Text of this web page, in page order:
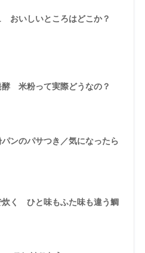
おいしいところはどこか？
酵 米粉って実際どうなの？
ンのパサつき／気になったら
炊く ひと味もふた味も違う鯛